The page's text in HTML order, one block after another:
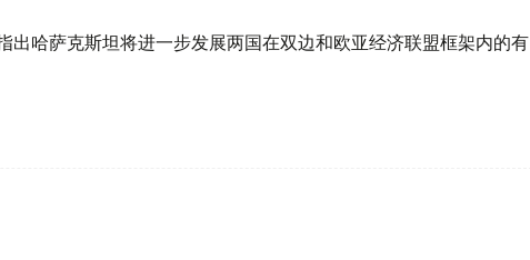
出哈萨克斯坦将进一步发展两国在双边和欧亚经济联盟框架内的有